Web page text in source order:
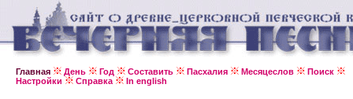
Главная День Год Составить Пасхалия Месяцеслов
Поиск
Настройки
Справка In english